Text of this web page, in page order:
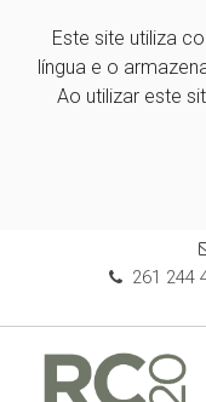
Este site utiliza
língua e o
Ao utilizar este
261 244